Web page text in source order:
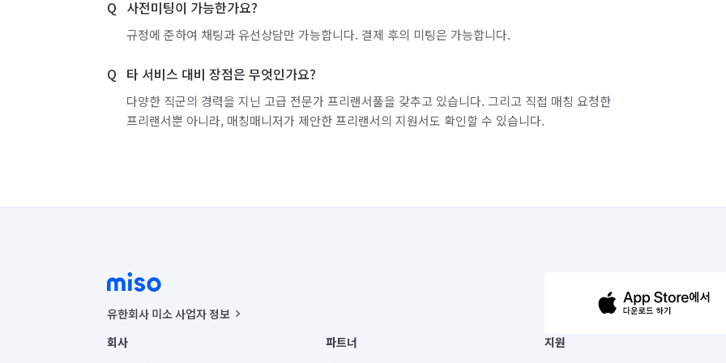
사전미팅이 가능한가요?
규정에 준하여 채팅과 유선상담만 가능합니다. 결제 후의 미팅은 가능합니다.
타 서비스 대비 장점은 무엇인가요?
다양한 직군의 경력을 지닌 고급 전문가 프리랜서풀을 갖추고 있습니다. 그리고 직접 매칭 요청한
프리랜서뿐 아니라, 매칭매니저가 제안한 프리랜서의 지원서도 확인할 수 있습니다.
유한회사 미소 사업자 정보
사업자등록번호 : 291-87-00271 | 인허가번호 : 2016-3220163-14-5-00019 |
통신판매신고번호 : 2024-서울종로-1400(공정거래위원회 정보) |
회사
파트너
지원